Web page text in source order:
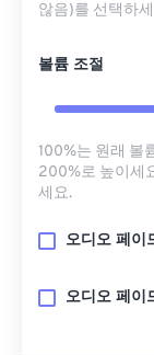
않음)를 선택하
볼륨 조절
100%는 원래 볼
200%로 높이세
세요.
오디오 페이
오디오 페이